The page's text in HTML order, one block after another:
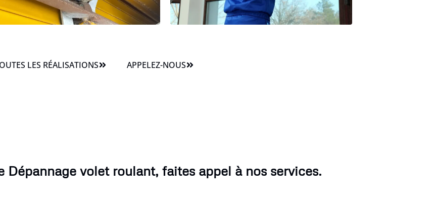
LES RÉALISATIONS APPELEZ-NOUS
Dépannage volet roulant, faites appel à nos services.